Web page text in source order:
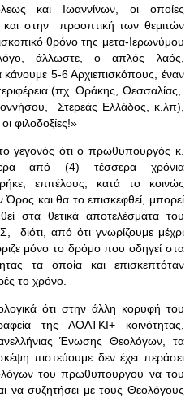
και Ιωαννίνων, οι οποίες
και στην προοπτική των θεμιτών
θρόνο της μετα-Ιερωνύμου
άλλωστε, ο απλός λαός,
κάνουμε 5-6 Αρχιεπισκόπους, έναν
(πχ. Θράκης, Θεσσαλίας,
Στερεάς Ελλάδος, κ.λπ),
φιλοδοξίες!»
γεγονός ότι ο πρωθυπουργός κ.
από (4) τέσσερα χρόνια
επιτέλους, κατά το κοινώς
Όρος και θα το επισκεφθεί, μπορεί
στα θετικά αποτελέσματα του
διότι, από ότι γνωρίζουμε μέχρι
μόνο το δρόμο που οδηγεί στα
τα οποία και επισκεπτόταν
το χρόνο.
ότι στην άλλη κορυφή του
της ΛΟΑΤΚΙ+ κοινότητας,
Ένωσης Θεολόγων, τα
πιστεύουμε δεν έχει περάσει
του πρωθυπουργού να του
να συζητήσει με τους Θεολόγους